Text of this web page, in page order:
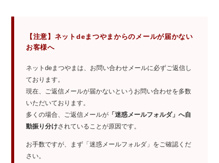
【注意】ネットdeまつやまからのメールが届かない
お客様へ
ネットdeまつやまは、お問い合わせメールに必ずご返信し
ております。
現在、ご返信メールが届かないというお問い合わせを多数
いただいております。
多くの場合、ご返信メールが「迷惑メールフォルダ」へ自
動振り分けされていることが原因です。
お手数ですが、まず「迷惑メールフォルダ」をご確認くだ
さい。